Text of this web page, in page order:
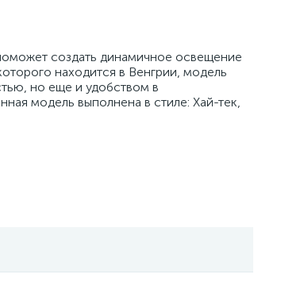
создать динамичное освещение
находится в Венгрии, модель
но еще и удобством в
модель выполнена в стиле: Хай-тек,